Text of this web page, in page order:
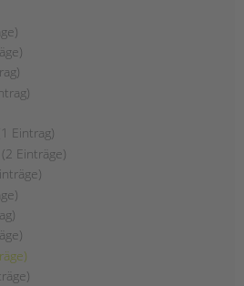
Eintrag)
Einträge)